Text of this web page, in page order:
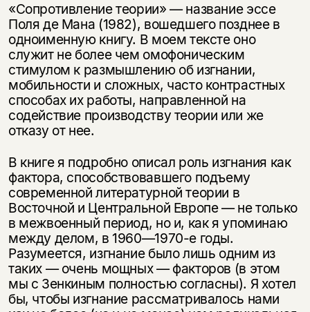
«Сопротивление теории» — название эссе
Поля де Мана (1982), вошедшего позднее в
одноименную книгу. В моем тексте оно
служит не более чем омофоническим
стимулом к размышлению об изгнании,
мобильности и сложных, часто контрастных
способах их работы, направленной на
содействие производству теории или же
отказу от нее.
В книге я подробно описал роль изгнания как
фактора, способствовавшего подъему
современной литературной теории в
Восточной и Центральной Европе — не только
в межвоенный период, но и, как я упоминаю
между делом, в 1960—1970-е годы.
Разумеется, изгнание было лишь одним из
таких — очень мощных — факторов (в этом
мы с Зенкиным полностью согласны). Я хотел
бы, чтобы изгнание рассматривалось нами